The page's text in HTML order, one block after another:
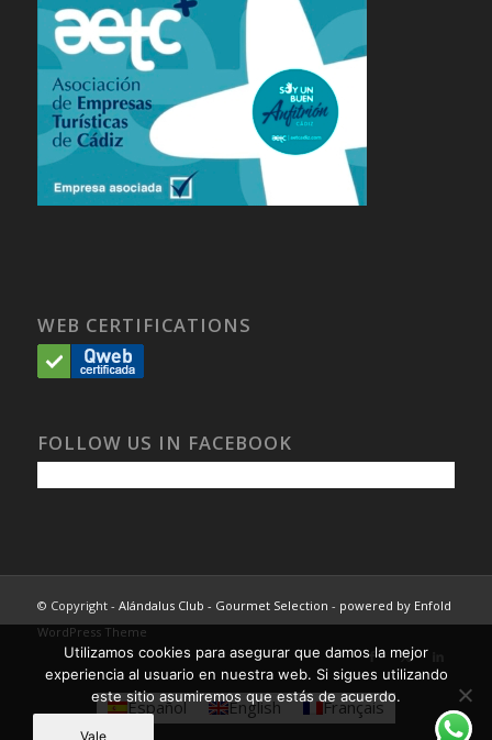
WEB CERTIFICATIONS
FOLLOW US IN FACEBOOK
© Copyright - Alándalus Club - Gourmet Selection - powered by Enfold
WordPress Theme
Español English Français
Utilizamos cookies para asegurar que damos la mejor
experiencia al usuario en nuestra web. Si sigues utilizando
este sitio asumiremos que estás de acuerdo.
Vale